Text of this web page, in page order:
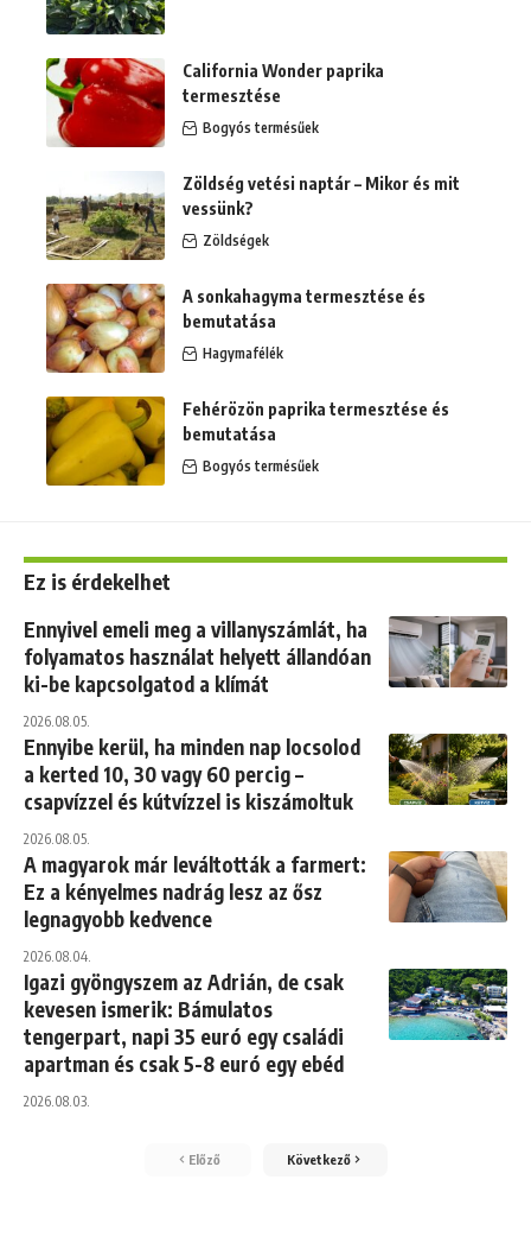
California Wonder paprika
termesztése
Bogyós termésűek
Zöldség vetési naptár – Mikor és mit
vessünk?
Zöldségek
A sonkahagyma termesztése és
bemutatása
Hagymafélék
Fehérözön paprika termesztése és
bemutatása
Bogyós termésűek
Ez is érdekelhet
Ennyivel emeli meg a villanyszámlát, ha
folyamatos használat helyett állandóan
ki-be kapcsolgatod a klímát
2026.08.05.
Ennyibe kerül, ha minden nap locsolod
a kerted 10, 30 vagy 60 percig –
csapvízzel és kútvízzel is kiszámoltuk
2026.08.05.
A magyarok már leváltották a farmert:
Ez a kényelmes nadrág lesz az ősz
legnagyobb kedvence
2026.08.04.
Igazi gyöngyszem az Adrián, de csak
kevesen ismerik: Bámulatos
tengerpart, napi 35 euró egy családi
apartman és csak 5-8 euró egy ebéd
2026.08.03.
Előző Következő